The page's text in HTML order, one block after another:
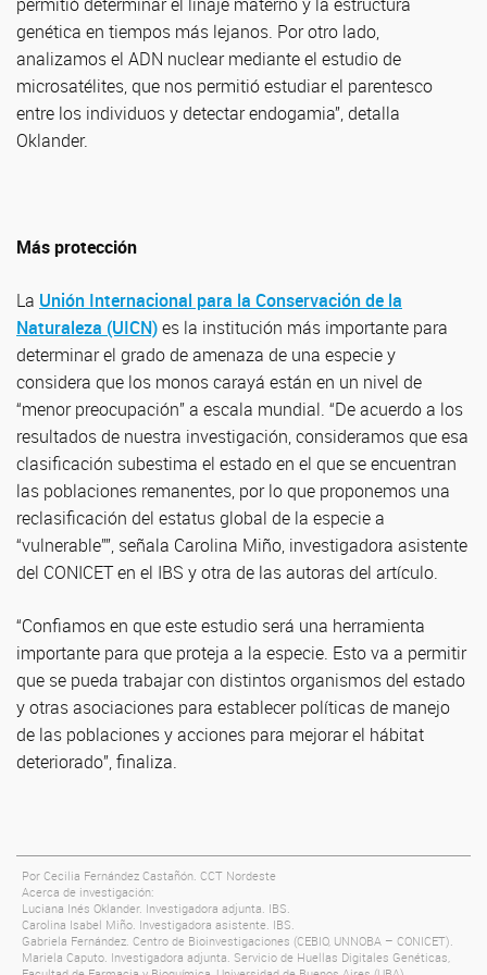
genética en tiempos más lejanos. Por otro lado,
analizamos el ADN nuclear mediante el estudio de
microsatélites, que nos permitió estudiar el parentesco
entre los individuos y detectar endogamia”, detalla
Oklander.
Más protección
La Unión Internacional para la Conservación de la
Naturaleza (UICN)es la institución más importante para
determinar el grado de amenaza de una especie y
considera que los monos carayá están en un nivel de
“menor preocupación” a escala mundial. “De acuerdo a los
resultados de nuestra investigación, consideramos que esa
clasificación subestima el estado en el que se encuentran
las poblaciones remanentes, por lo que proponemos una
reclasificación del estatus global de la especie a
“vulnerable””, señala Carolina Miño, investigadora asistente
del CONICET en el IBS y otra de las autoras del artículo.
“Confiamos en que este estudio será una herramienta
importante para que proteja a la especie. Esto va a permitir
que se pueda trabajar con distintos organismos del estado
y otras asociaciones para establecer políticas de manejo
de las poblaciones y acciones para mejorar el hábitat
deteriorado”, finaliza.
Por Cecilia Fernández Castañón. CCT Nordeste
Acerca de investigación:
Luciana Inés Oklander. Investigadora adjunta. IBS.
Carolina Isabel Miño. Investigadora asistente. IBS.
Gabriela Fernández. Centro de Bioinvestigaciones (CEBIO, UNNOBA – CONICET).
Mariela Caputo. Investigadora adjunta. Servicio de Huellas Digitales Genéticas,